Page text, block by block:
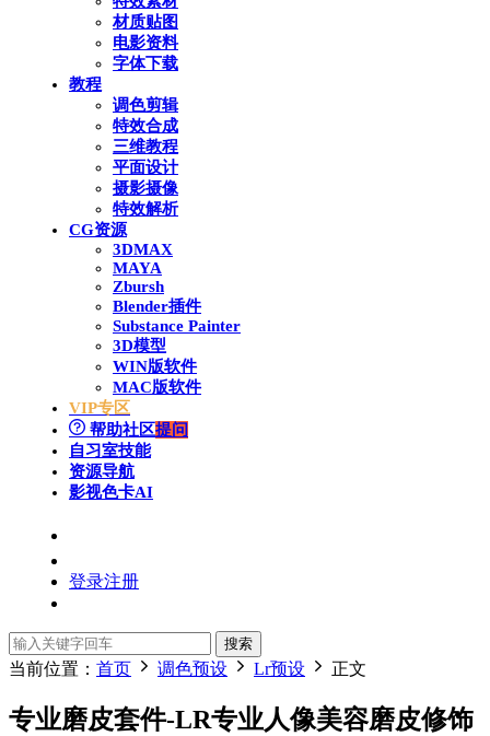
材质贴图
电影资料
字体下载
教程
调色剪辑
特效合成
三维教程
平面设计
摄影摄像
特效解析
CG资源
3DMAX
MAYA
Zbursh
Blender插件
Substance Painter
3D模型
WIN版软件
MAC版软件
VIP专区
帮助社区提问
自习室技能
资源导航
影视色卡AI
登录注册
搜索
当前位置： 首页 调色预设 Lr预设 正文
专业磨皮套件-LR专业人像美容磨皮修饰